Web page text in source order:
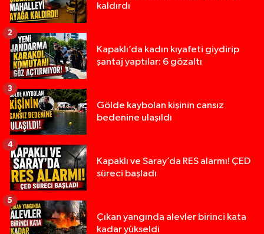
kaldırdı
Kapaklı’da kadın kıyafeti giydirip
şantaj yaptılar: 6 gözaltı
2
Gölde kaybolan kişinin cansız
bedenine ulaşıldı
3
Kapaklı ve Saray’da RES alarmı! ÇED
süreci başladı
4
Çıkan yangında alevler birinci kata
kadar yükseldi
5